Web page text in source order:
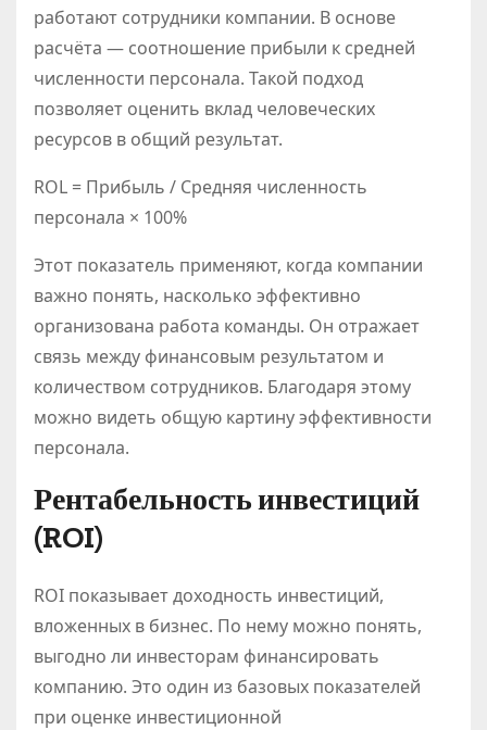
работают сотрудники компании. В основе
расчёта — соотношение прибыли к средней
численности персонала. Такой подход
позволяет оценить вклад человеческих
ресурсов в общий результат.
ROL = Прибыль / Средняя численность
персонала × 100%
Этот показатель применяют, когда компании
важно понять, насколько эффективно
организована работа команды. Он отражает
связь между финансовым результатом и
количеством сотрудников. Благодаря этому
можно видеть общую картину эффективности
персонала.
Рентабельность инвестиций
(ROI)
ROI показывает доходность инвестиций,
вложенных в бизнес. По нему можно понять,
выгодно ли инвесторам финансировать
компанию. Это один из базовых показателей
при оценке инвестиционной